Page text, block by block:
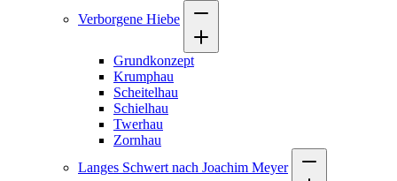
Verborgene Hiebe
Grundkonzept
Krumphau
Scheitelhau
Schielhau
Twerhau
Zornhau
Langes Schwert nach Joachim Meyer